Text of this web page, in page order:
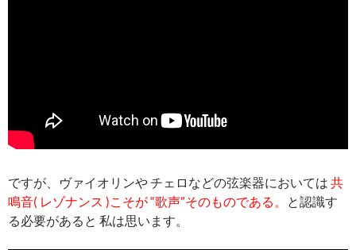
ですが、ヴァイオリンや チェロなどの弦楽器においては 共
鳴音( レゾナンス )こそが “歌声”そのものである。
と認識す
る必要があると 私は思います。